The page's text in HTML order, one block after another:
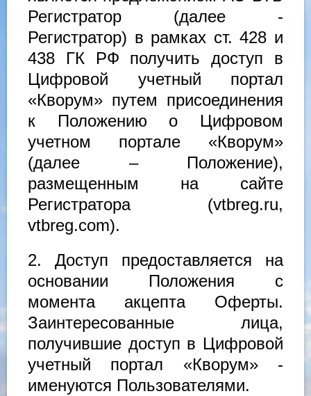
Регистратор (далее -
Регистратор) в рамках ст. 428 и
438 ГК РФ получить доступ в
Цифровой учетный портал
«Кворум» путем присоединения
к Положению о Цифровом
учетном портале «Кворум»
(далее – Положение),
размещенным на сайте
Регистратора (vtbreg.ru,
vtbreg.com).
2. Доступ предоставляется на
основании Положения с
момента акцепта Оферты.
Заинтересованные лица,
получившие доступ в Цифровой
учетный портал «Кворум» -
именуются Пользователями.